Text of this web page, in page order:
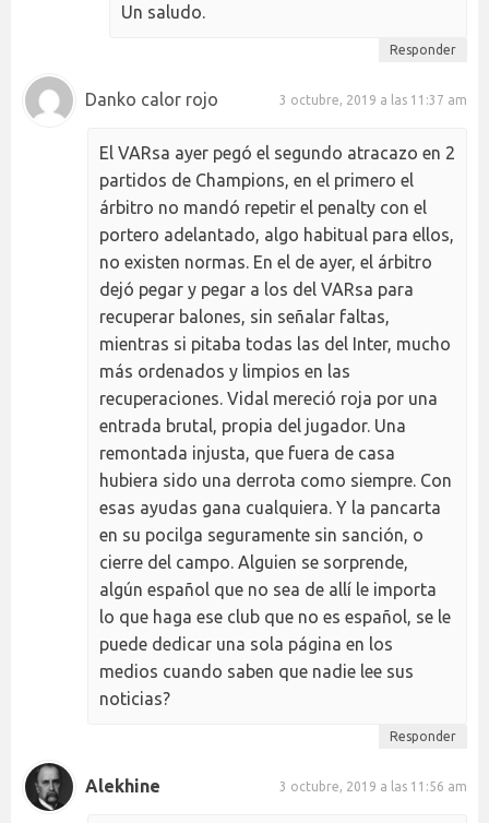
Un saludo.
Responder
Danko calor rojo 3 octubre, 2019 a las 11:37 am
El VARsa ayer pegó el segundo atracazo en 2
partidos de Champions, en el primero el
árbitro no mandó repetir el penalty con el
portero adelantado, algo habitual para ellos,
no existen normas. En el de ayer, el árbitro
dejó pegar y pegar a los del VARsa para
recuperar balones, sin señalar faltas,
mientras si pitaba todas las del Inter, mucho
más ordenados y limpios en las
recuperaciones. Vidal mereció roja por una
entrada brutal, propia del jugador. Una
remontada injusta, que fuera de casa
hubiera sido una derrota como siempre. Con
esas ayudas gana cualquiera. Y la pancarta
en su pocilga seguramente sin sanción, o
cierre del campo. Alguien se sorprende,
algún español que no sea de allí le importa
lo que haga ese club que no es español, se le
puede dedicar una sola página en los
medios cuando saben que nadie lee sus
noticias?
Responder
Alekhine 3 octubre, 2019 a las 11:56 am